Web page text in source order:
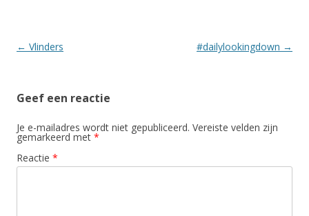
Berichtnavigatie
← Vlinders #dailylookingdown →
Geef een reactie
Je e-mailadres wordt niet gepubliceerd. Vereiste velden zijn
gemarkeerd met *
Reactie *